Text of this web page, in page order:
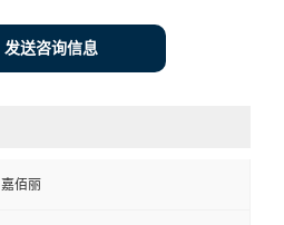
发送咨询信息
嘉佰丽